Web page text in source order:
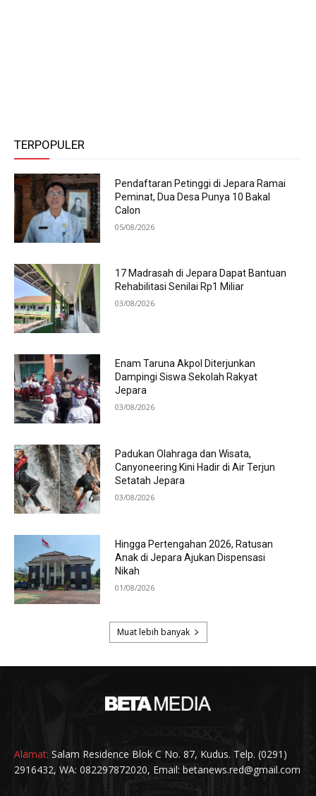
Alamat: Salam Residence Blok C No. 87, Kudus. Telp. (0291)
2916432, WA: 082297872020, Email: betanews.red@gmail.com